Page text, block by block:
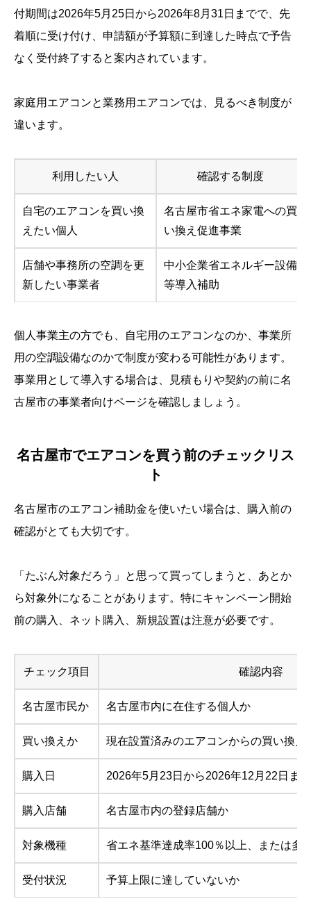
付期間は2026年5月25日から2026年8月31日までで、先
着順に受け付け、申請額が予算額に到達した時点で予告
なく受付終了すると案内されています。
家庭用エアコンと業務用エアコンでは、見るべき制度が
違います。
利用したい人 確認する制度
自宅のエアコンを買い換
えたい個人
名古屋市省エネ家電への買
い換え促進事業
店舗や事務所の空調を更
新したい事業者
中小企業省エネルギー設備
等導入補助
個人事業主の方でも、自宅用のエアコンなのか、事業所
用の空調設備なのかで制度が変わる可能性があります。
事業用として導入する場合は、見積もりや契約の前に名
古屋市の事業者向けページを確認しましょう。
名古屋市でエアコンを買う前のチェックリス
ト
名古屋市のエアコン補助金を使いたい場合は、購入前の
確認がとても大切です。
「たぶん対象だろう」と思って買ってしまうと、あとか
ら対象外になることがあります。特にキャンペーン開始
前の購入、ネット購入、新規設置は注意が必要です。
チェック項目 確認内容
名古屋市民か 名古屋市内に在住する個人か
買い換えか 現在設置済みのエアコンからの買い換え
購入日 2026年5月23日から2026年12月22日ま
購入店舗 名古屋市内の登録店舗か
対象機種 省エネ基準達成率100％以上、または多
受付状況 予算上限に達していないか